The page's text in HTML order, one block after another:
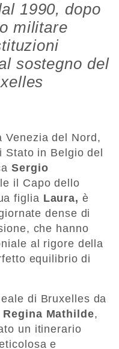
1990, dopo
militare
sostegno del
Venezia del Nord,
in Belgio del
Sergio
il Capo dello
figlia Laura, è
dense di
che hanno
al rigore della
equilibrio di
di Bruxelles da
Regina Mathilde,
un itinerario
e